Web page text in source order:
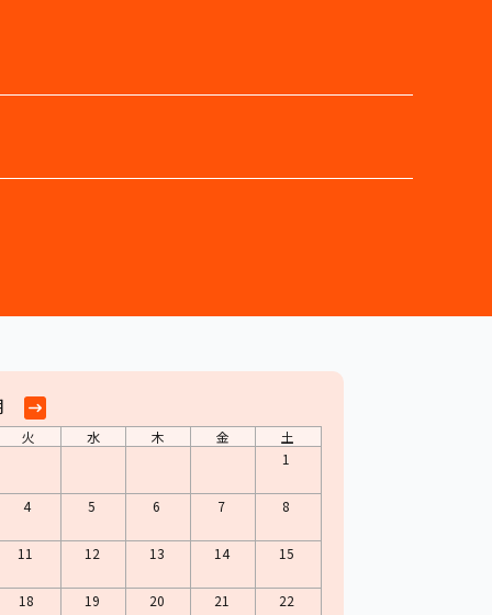
火 水 木 金
土
1
4 5 6 7 8
11 12 13 14 15
18 19 20 21 22